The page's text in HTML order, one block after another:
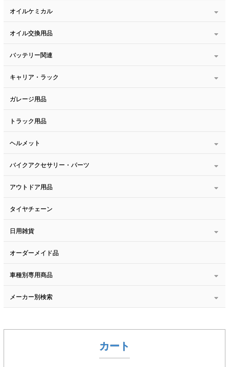
オイルケミカル
オイル交換用品
バッテリー関連
キャリア・ラック
ガレージ用品
トラック用品
ヘルメット
バイクアクセサリー・パーツ
アウトドア用品
タイヤチェーン
日用雑貨
オーダーメイド品
車種別専用商品
メーカー別検索
カート